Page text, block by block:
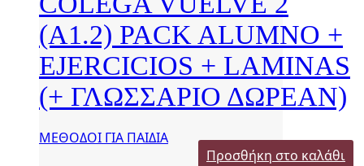
(A1.2) PACK ALUMNO +
EJERCICIOS + LAMINAS
(+ ΓΛΩΣΣΑΡΙΟ ΔΩΡΕΑΝ)
ΜΕΘΟΔΟΙ ΓΙΑ ΠΑΙΔΙΑ
Προσθήκη στο καλάθι